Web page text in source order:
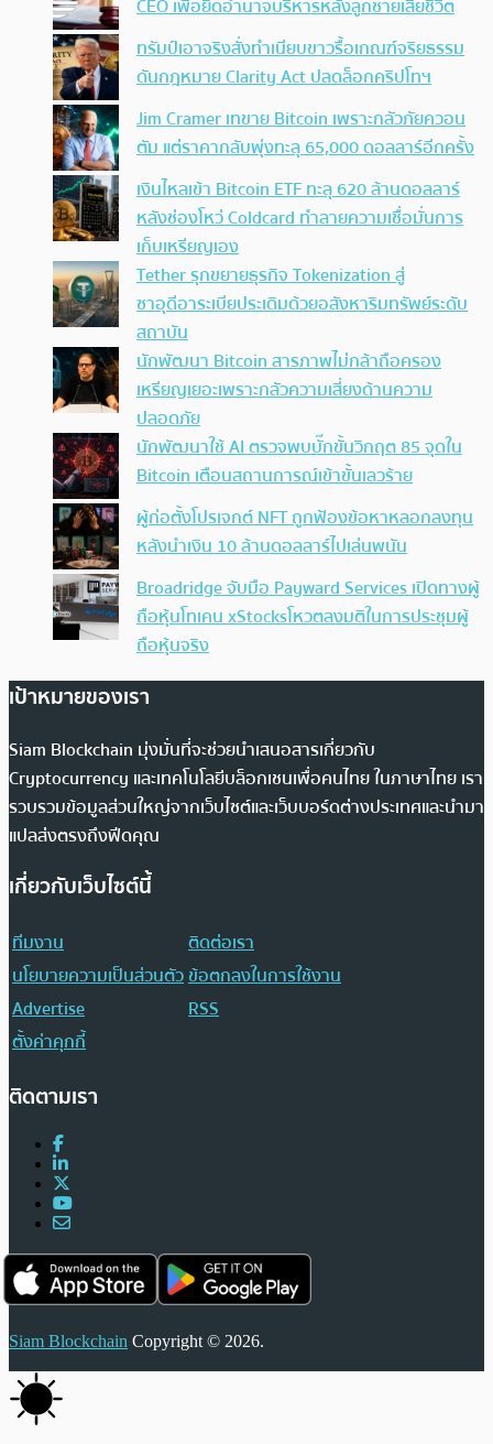
CEO เพื่อยึดอำนาจบริหารหลังลูกชายเสียชีวิต
ทรัมป์เอาจริง สั่งทำเนียบขาวรื้อเกณฑ์จริยธรรม
ดันกฎหมาย Clarity Act ปลดล็อกคริปโทฯ
Jim Cramer เทขาย Bitcoin เพราะกลัวภัยควอน
ตัม แต่ราคากลับพุ่งทะลุ 65,000 ดอลลาร์อีกครั้ง
เงินไหลเข้า Bitcoin ETF ทะลุ 620 ล้านดอลลาร์
หลังช่องโหว่ Coldcard ทำลายความเชื่อมั่นการ
เก็บเหรียญเอง
Tether รุกขยายธุรกิจ Tokenization สู่
ซาอุดีอาระเบียประเดิมด้วยอสังหาริมทรัพย์ระดับ
สถาบัน
นักพัฒนา Bitcoin สารภาพไม่กล้าถือครอง
เหรียญเยอะเพราะกลัวความเสี่ยงด้านความ
ปลอดภัย
นักพัฒนาใช้ AI ตรวจพบบั๊กขั้นวิกฤต 85 จุดใน
Bitcoin เตือนสถานการณ์เข้าขั้นเลวร้าย
ผู้ก่อตั้งโปรเจกต์ NFT ถูกฟ้องข้อหาหลอกลงทุน
หลังนำเงิน 10 ล้านดอลลาร์ไปเล่นพนัน
Broadridge จับมือ Payward Services เปิดทางผู้
ถือหุ้นโทเคน xStocksโหวตลงมติในการประชุมผู้
ถือหุ้นจริง
เป้าหมายของเรา
Siam Blockchain มุ่งมั่นที่จะช่วยนำเสนอสารเกี่ยวกับ
Cryptocurrency และเทคโนโลยีบล็อกเชนเพื่อคนไทย ในภาษาไทย เรา
รวบรวมข้อมูลส่วนใหญ่จากเว็บไซต์และเว็บบอร์ดต่างประเทศและนำมา
แปลส่งตรงถึงฟีดคุณ
เกี่ยวกับเว็บไซต์นี้
ทีมงาน
ติดต่อเรา
นโยบายความเป็นส่วนตัวข้อตกลงในการใช้งาน
Advertise
RSS
ตั้งค่าคุกกี้
ติดตามเรา
Siam Blockchain Copyright © 2026.